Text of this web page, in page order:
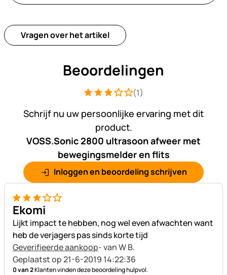
Vragen over het artikel
Beoordelingen
Beoordeling: 3 van 5 (1
1 Bewertung(1)
Schrijf nu uw persoonlijke ervaring met dit
product.
VOSS.Sonic 2800 ultrasoon afweer met
bewegingsmelder en flits
Inloggen en beoordeling schrijven
3 van 5
Ekomi
Lijkt impact te hebben, nog wel even afwachten want
heb de verjagers pas sinds korte tijd
Geverifieerde aankoop- van W B.
Geplaatst op 21-6-2019 14:22:36
0 van 2Klanten vinden deze beoordeling hulpvol.